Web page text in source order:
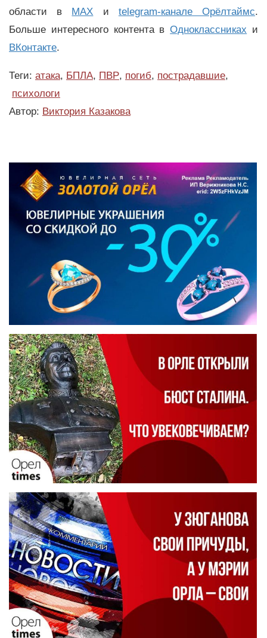
области в MAX и telegram-канале Орёлтаймс.
Больше интересного контента вОдноклассниках и
ВКонтакте.
Теги: атака, БПЛА, ПВР, погиб, пострадавшие,
психологи
Автор: Виктория Казакова